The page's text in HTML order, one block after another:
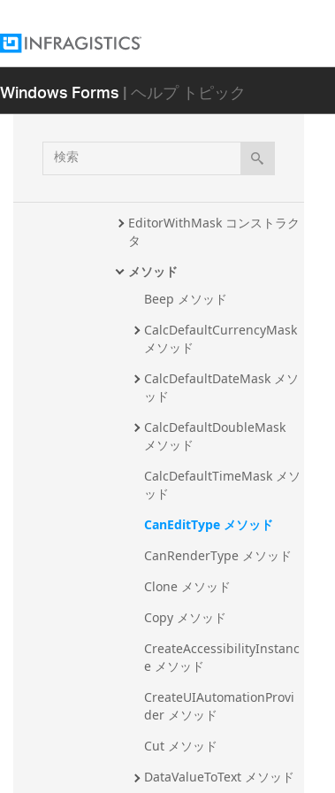
Windows Forms| ヘルプ トピック
検
索
EditorWithComboDropDownBut
tonUIElement
EditorWithComboUIElement
EditorWithMask コンストラク
タ
メソッド
Beep メソッド
CalcDefaultCurrencyMask
メソッド
CalcDefaultDateMask メソ
ッド
CalcDefaultDoubleMask
メソッド
CalcDefaultTimeMask メソ
ッド
CanEditType メソッド
CanRenderType メソッド
Clone メソッド
Copy メソッド
CreateAccessibilityInstanc
e メソッド
CreateUIAutomationProvi
der メソッド
Cut メソッド
DataValueToText メソッド